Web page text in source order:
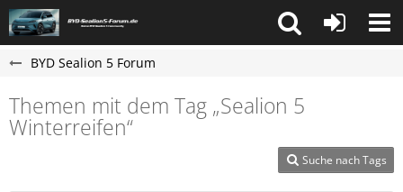
BYD Sealion 5 Forum
Themen mit dem Tag „Sealion 5
Winterreifen“
Suche nach Tags